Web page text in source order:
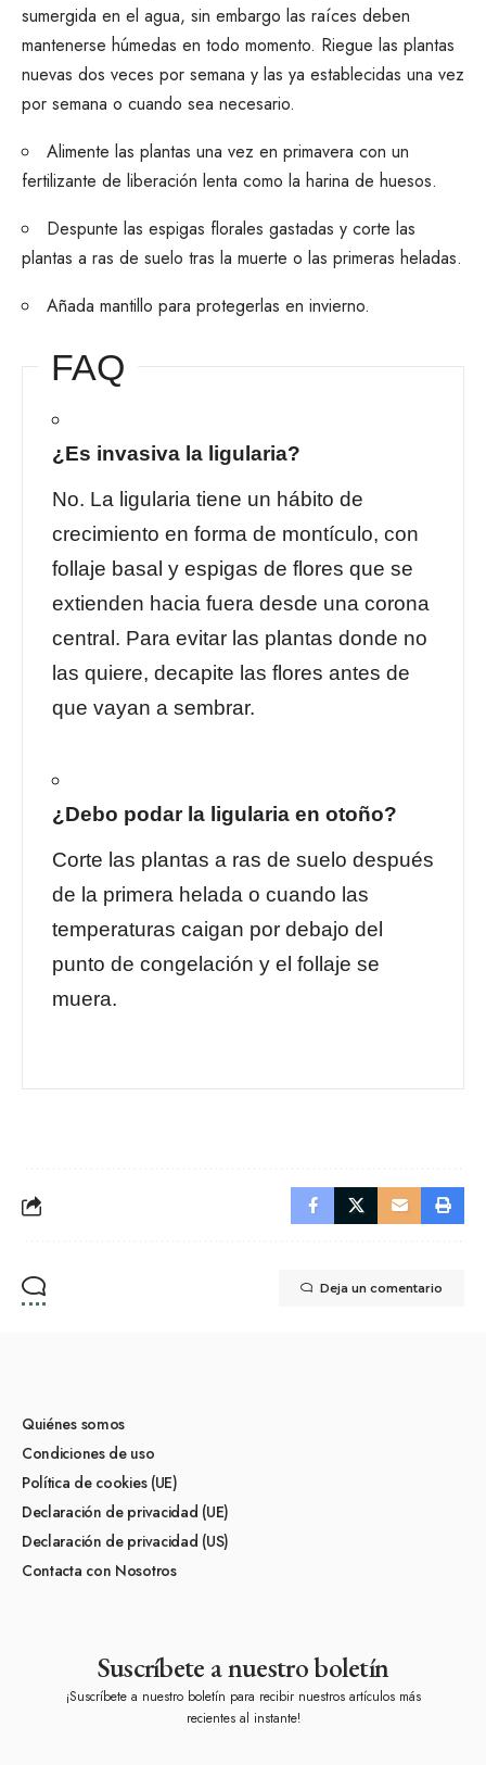
sumergida en el agua, sin embargo las raíces deben
mantenerse húmedas en todo momento. Riegue las plantas
nuevas dos veces por semana y las ya establecidas una vez
por semana o cuando sea necesario.
Alimente las plantas una vez en primavera con un
fertilizante de liberación lenta como la harina de huesos.
Despunte las espigas florales gastadas y corte las
plantas a ras de suelo tras la muerte o las primeras heladas.
Añada mantillo para protegerlas en invierno.
FAQ
¿Es invasiva la ligularia?
No. La ligularia tiene un hábito de
crecimiento en forma de montículo, con
follaje basal y espigas de flores que se
extienden hacia fuera desde una corona
central. Para evitar las plantas donde no
las quiere, decapite las flores antes de
que vayan a sembrar.
¿Debo podar la ligularia en otoño?
Corte las plantas a ras de suelo después
de la primera helada o cuando las
temperaturas caigan por debajo del
punto de congelación y el follaje se
muera.
Deja un comentario
Quiénes somos
Condiciones de uso
Política de cookies (UE)
Declaración de privacidad (UE)
Declaración de privacidad (US)
Contacta con Nosotros
Suscríbete a nuestro boletín
¡Suscríbete a nuestro boletín para recibir nuestros artículos más
recientes al instante!